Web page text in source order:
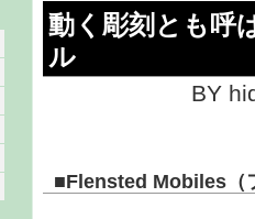
動く彫刻とも呼
ル
BY
■Flensted Mobiles（